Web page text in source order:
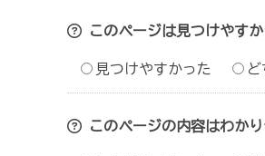
このページは見つけやす
見つけやすかった
このページの内容はわか